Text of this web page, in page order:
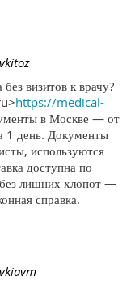
визитов к врачу?
https://medical-
в Москве — от
1 день. Документы
используются
доступна по
лишних хлопот —
справка.